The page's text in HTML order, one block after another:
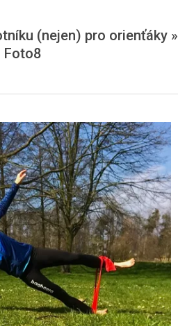
(nejen) pro orienťáky »
Foto8